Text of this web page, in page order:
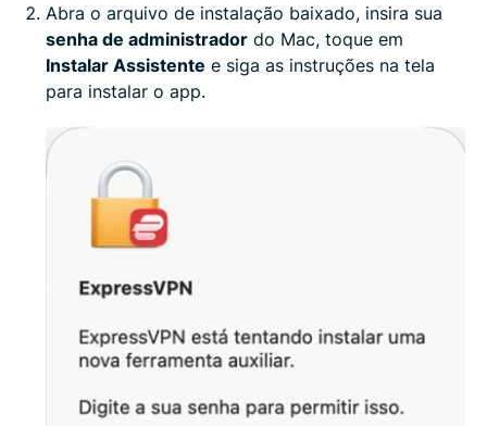
Abra o arquivo de instalação baixado, insira sua
senha de administrador do Mac, toque em
Instalar Assistente e siga as instruções na tela
para instalar o app.